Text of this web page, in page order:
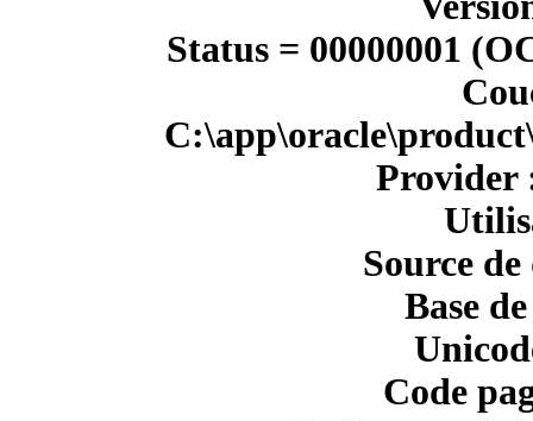
Status = 00000001
Provider
Source
Base
Code